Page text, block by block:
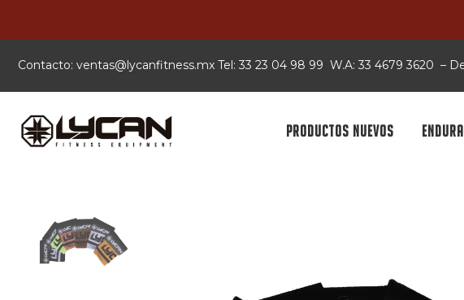
Contacto: xm.ssentifnacyl@satnev Tel: 33 23 04 98 99 W.A: 33 4679 3620 –
PRODUCTOS NUEVOS